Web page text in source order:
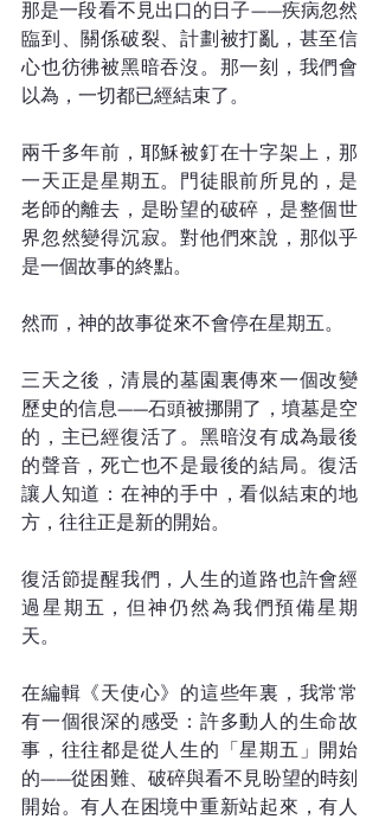
那是一段看不見出口的日子——疾病忽然
臨到、關係破裂、計劃被打亂，甚至信
心也彷彿被黑暗吞沒。那一刻，我們會
以為，一切都已經結束了。
兩千多年前，耶穌被釘在十字架上，那
一天正是星期五。門徒眼前所見的，是
老師的離去，是盼望的破碎，是整個世
界忽然變得沉寂。對他們來說，那似乎
是一個故事的終點。
然而，神的故事從來不會停在星期五。
三天之後，清晨的墓園裏傳來一個改變
歷史的信息——石頭被挪開了，墳墓是空
的，主已經復活了。黑暗沒有成為最後
的聲音，死亡也不是最後的結局。復活
讓人知道：在神的手中，看似結束的地
方，往往正是新的開始。
復活節提醒我們，人生的道路也許會經
過星期五，但神仍然為我們預備星期
天。
在編輯《天使心》的這些年裏，我常常
有一個很深的感受：許多動人的生命故
事，往往都是從人生的「星期五」開始
的——從困難、破碎與看不見盼望的時刻
開始。有人在困境中重新站起來，有人